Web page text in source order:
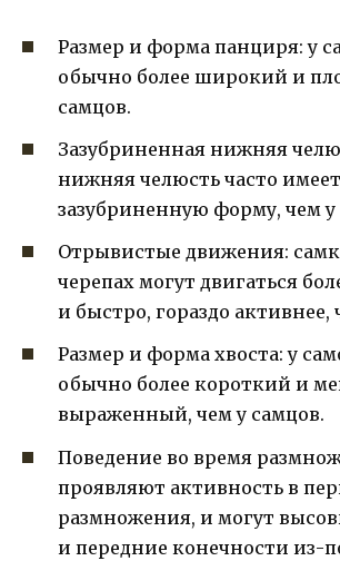
Размер и форма панциря: у
обычно более широкий и
самцов.
Зазубриненная нижняя
нижняя челюсть часто
зазубриненную форму, чем у
Отрывистые движения:
черепах могут двигаться
и быстро, гораздо активнее,
Размер и форма хвоста: у
обычно более короткий и
выраженный, чем у самцов.
Поведение во время
проявляют активность в
размножения, и могут
и передние конечности из-